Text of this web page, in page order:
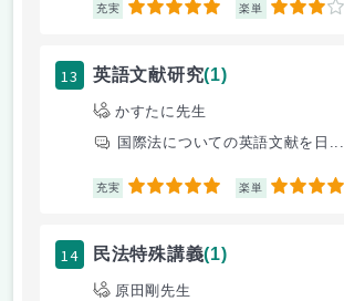
充実 5 楽単 3
13 英語文献研究(1)
かすたに先生
国際法についての英語文献を日...
充実 5 楽単 5
14 民法特殊講義(1)
原田剛先生